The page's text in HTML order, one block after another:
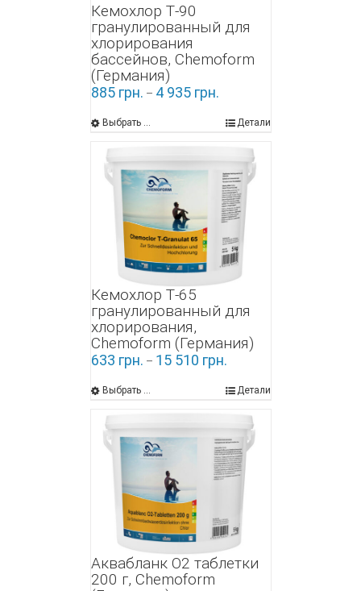
Кемохлор Т-90
гранулированный для
хлорирования
бассейнов, Chemoform
(Германия)
885 грн. – 4 935 грн.
Выбрать ... Детали
Кемохлор Т-65
гранулированный для
хлорирования,
Chemoform (Германия)
633 грн. – 15 510 грн.
Выбрать ... Детали
Аквабланк О2 таблетки
200 г, Chemoform